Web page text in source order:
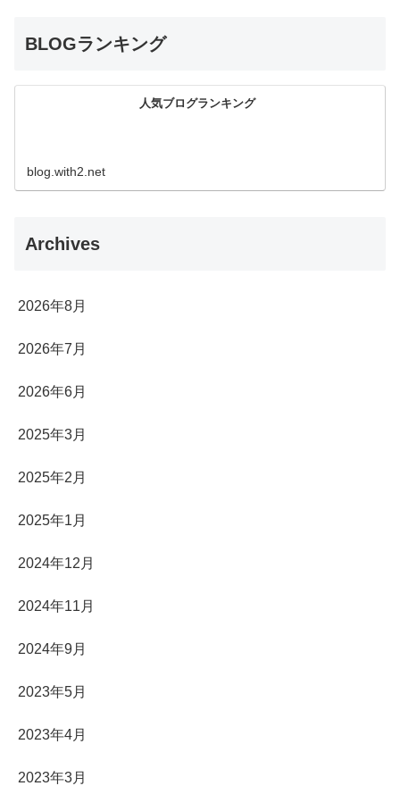
BLOGランキング
人気ブログランキング
blog.with2.net
Archives
2026年8月
2026年7月
2026年6月
2025年3月
2025年2月
2025年1月
2024年12月
2024年11月
2024年9月
2023年5月
2023年4月
2023年3月